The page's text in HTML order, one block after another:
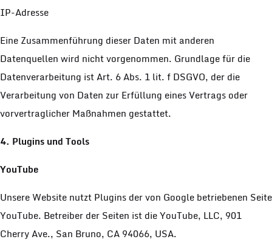
IP-Adresse
Eine Zusammenführung dieser Daten mit anderen
Datenquellen wird nicht vorgenommen. Grundlage für die
Datenverarbeitung ist Art. 6 Abs. 1 lit. f DSGVO, der die
Verarbeitung von Daten zur Erfüllung eines Vertrags oder
vorvertraglicher Maßnahmen gestattet.
4. Plugins und Tools
YouTube
Unsere Website nutzt Plugins der von Google betriebenen Seite
YouTube. Betreiber der Seiten ist die YouTube, LLC, 901
Cherry Ave., San Bruno, CA 94066, USA.